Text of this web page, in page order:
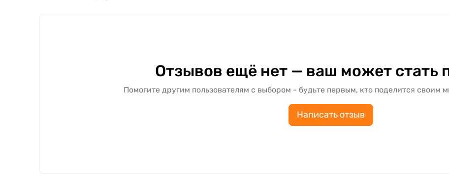
Отзывов ещё нет — ваш может стать
Помогите другим пользователям с выбором - будьте первым, кто поделится своим
Написать отзыв